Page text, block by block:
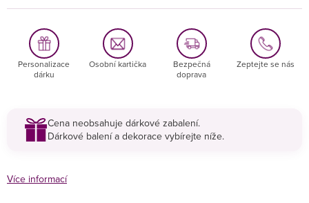
Personalizace
dárku
Osobní kartička
Bezpečná
doprava
Zeptejte se nás
Cena neobsahuje dárkové zabalení.
Dárkové balení a dekorace vybírejte níže.
Více informací